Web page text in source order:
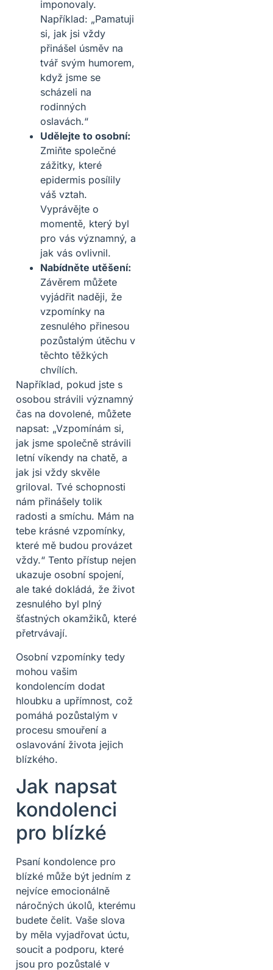
imponovaly.
Například: „Pamatuji
si, jak jsi vždy
přinášel úsměv na
tvář svým humorem,
když jsme se
scházeli na
rodinných
oslavách.“
Udělejte to osobní:
Zmiňte společné
zážitky, které
epidermis posílily
váš vztah.
Vyprávějte o
momentě, který byl
pro vás významný, a
jak vás ovlivnil.
Nabídněte utěšení:
Závěrem můžete
vyjádřit naději, že
vzpomínky na
zesnulého přinesou
pozůstalým útěchu v
těchto těžkých
chvílích.
Například, pokud jste s
osobou strávili významný
čas na dovolené, můžete
napsat: „Vzpomínám si,
jak jsme společně strávili
letní víkendy na chatě, a
jak jsi vždy skvěle
griloval. Tvé schopnosti
nám přinášely tolik
radosti a smíchu. Mám na
tebe krásné vzpomínky,
které mě budou provázet
vždy.“ Tento přístup nejen
ukazuje osobní spojení,
ale také dokládá, že život
zesnulého byl plný
šťastných okamžiků, které
přetrvávají.
Osobní vzpomínky tedy
mohou vašim
kondolencím dodat
hloubku a upřímnost, což
pomáhá pozůstalým v
procesu smouření a
oslavování života jejich
blízkého.
Jak napsat
kondolenci
pro blízké
Psaní kondolence pro
blízké může být jedním z
nejvíce emocionálně
náročných úkolů, kterému
budete čelit. Vaše slova
by měla vyjadřovat úctu,
soucit a podporu, které
jsou pro pozůstalé v